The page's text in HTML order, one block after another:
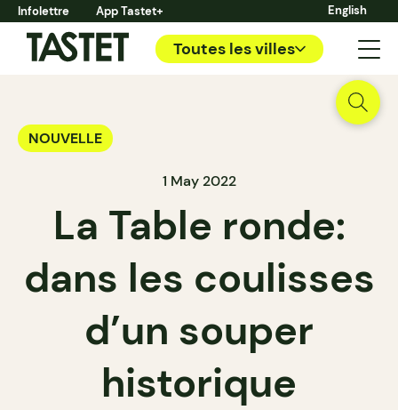
Infolettre App Tastet+ English
Toutes les villes
NOUVELLE
1 May 2022
La Table ronde:
dans les coulisses
d’un souper
historique